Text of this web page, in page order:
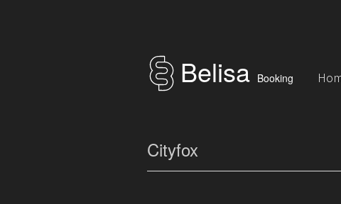
Belisa Booking
Cityfox